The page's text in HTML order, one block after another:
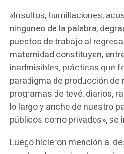
«Insultos, humillaciones,
ninguneo de la palabra,
puestos de trabajo al
maternidad constituyen,
inadmisibles, prácticas que
paradigma de producción de
programas de tevé, diarios,
lo largo y ancho de nuestro
públicos como privados», se
Luego hicieron mención al